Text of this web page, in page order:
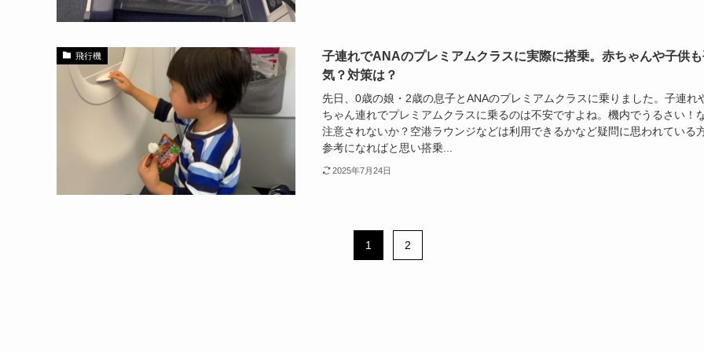
飛行機
子連れでANAのプレミアムクラスに実際に搭乗。赤ちゃんや子供
気？対策は？
先日、0歳の娘・2歳の息子とANAのプレミアムクラスに乗りました。子連れ
ちゃん連れでプレミアムクラスに乗るのは不安ですよね。機内でうるさい！
注意されないか？空港ラウンジなどは利用できるかなど疑問に思われている
参考になればと思い搭乗...
2025年7月24日
1 2